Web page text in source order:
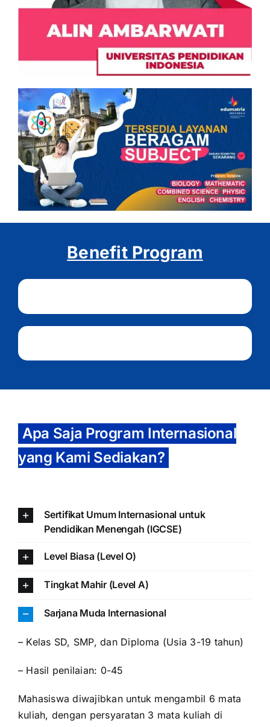
Benefit Program
Apa Saja Program Internasional
yang Kami Sediakan?
Sertifikat Umum Internasional untuk
Pendidikan Menengah (IGCSE)
Level Biasa (Level O)
Tingkat Mahir (Level A)
Sarjana Muda Internasional
– Kelas SD, SMP, dan Diploma (Usia 3-19 tahun)
– Hasil penilaian: 0-45
Mahasiswa diwajibkan untuk mengambil 6 mata
kuliah, dengan persyaratan 3 mata kuliah di